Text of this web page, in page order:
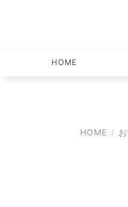
HOME
HOME